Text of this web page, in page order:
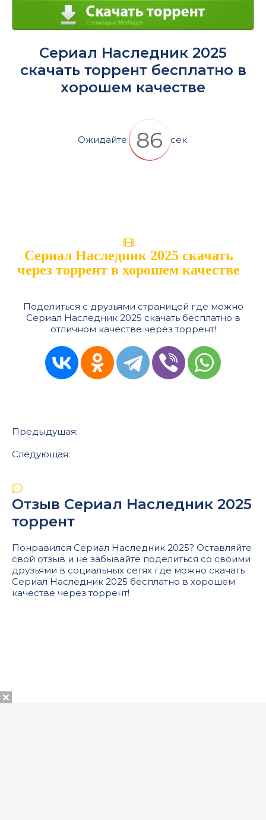
Сериал Наследник 2025
скачать торрент бесплатно в
хорошем качестве
Ожидайте: 86 сек.
Сериал Наследник 2025 скачать
через торрент в хорошем качестве
Поделиться с друзьями страницей где можно
Сериал Наследник 2025 скачать бесплатно в
отличном качестве через торрент!
Предыдущая:
Следующая:
Отзыв Сериал Наследник 2025
торрент
Понравился Сериал Наследник 2025? Оставляйте
свой отзыв и не забывайте поделиться со своими
друзьями в социальных сетях где можно скачать
Сериал Наследник 2025 бесплатно в хорошем
качестве через торрент!